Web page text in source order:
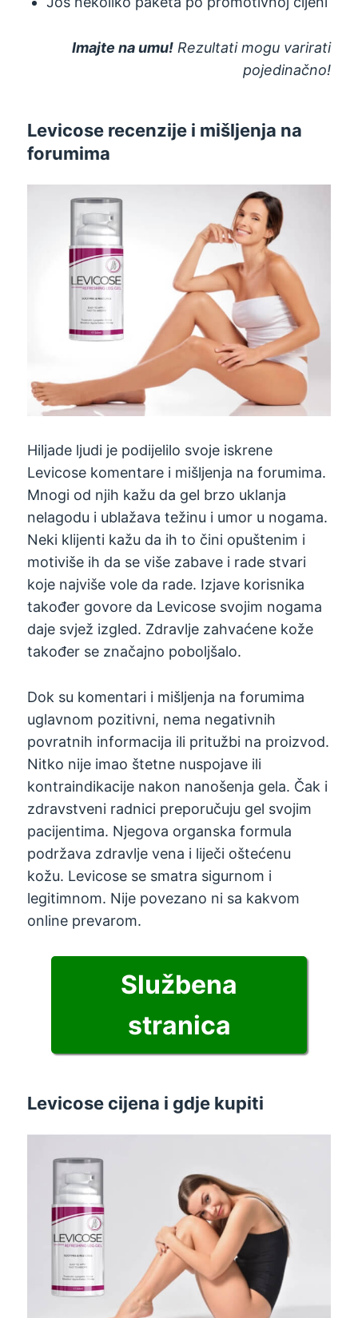
Imajte na umu!Rezultati mogu varirati
pojedinačno!
Levicose recenzije i mišljenja na
forumima
Hiljade ljudi je podijelilo svoje iskrene
Levicose komentare i mišljenja na forumima.
Mnogi od njih kažu da gel brzo uklanja
nelagodu i ublažava težinu i umor u nogama.
Neki klijenti kažu da ih to čini opuštenim i
motiviše ih da se više zabave i rade stvari
koje najviše vole da rade. Izjave korisnika
također govore da Levicose svojim nogama
daje svjež izgled. Zdravlje zahvaćene kože
također se značajno poboljšalo.
Dok su komentari i mišljenja na forumima
uglavnom pozitivni, nema negativnih
povratnih informacija ili pritužbi na proizvod.
Nitko nije imao štetne nuspojave ili
kontraindikacije nakon nanošenja gela. Čak i
zdravstveni radnici preporučuju gel svojim
pacijentima. Njegova organska formula
podržava zdravlje vena i liječi oštećenu
kožu. Levicose se smatra sigurnom i
legitimnom. Nije povezano ni sa kakvom
online prevarom.
Službena
stranica
Levicose cijena i gdje kupiti